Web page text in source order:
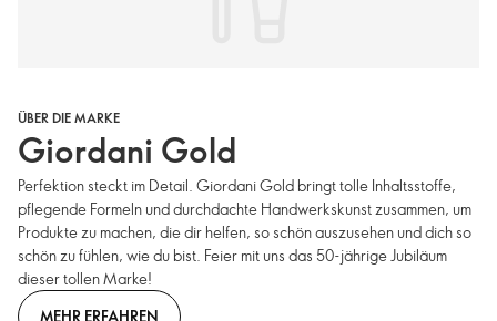
ÜBER DIE MARKE
Giordani Gold
Perfektion steckt im Detail. Giordani Gold bringt tolle Inhaltsstoffe,
pflegende Formeln und durchdachte Handwerkskunst zusammen, um
Produkte zu machen, die dir helfen, so schön auszusehen und dich so
schön zu fühlen, wie du bist. Feier mit uns das 50-jährige Jubiläum
dieser tollen Marke!
MEHR ERFAHREN